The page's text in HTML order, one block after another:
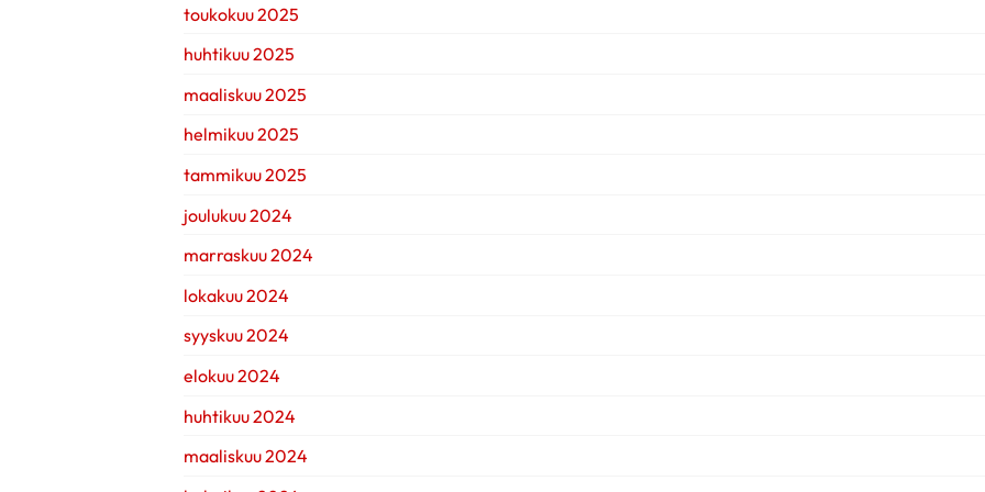
toukokuu 2025
huhtikuu 2025
maaliskuu 2025
helmikuu 2025
tammikuu 2025
joulukuu 2024
marraskuu 2024
lokakuu 2024
syyskuu 2024
elokuu 2024
huhtikuu 2024
maaliskuu 2024